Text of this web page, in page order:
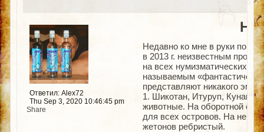
Ответил: Alex72
Thu Sep 3, 2020 10:46:45 pm
Share
Недавно ко мне в руки
в 2013 г. неизвестным
на всех нумизматических
называемым
представляют никакого
1. Шикотан, Итуруп,
животные. На оборотной
для всех островов. На ней,
жетонов ребристый.